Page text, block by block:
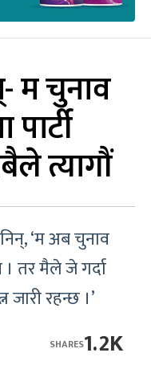
म चुनाव
त्यागौं
‘म अब चुनाव
तर मैले जे गर्दा
जारी रहन्छ ।’
1.2K
SHARES